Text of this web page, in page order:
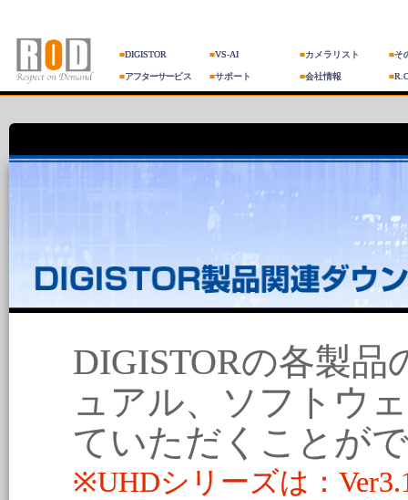
■DIGISTOR ■VS-AI ■カメラリスト ■そ
■アフターサービス ■サポート ■会社情報 ■
DIGISTORの各製
ュアル、ソフトウ
ていただくことが
※UHDシリーズは：